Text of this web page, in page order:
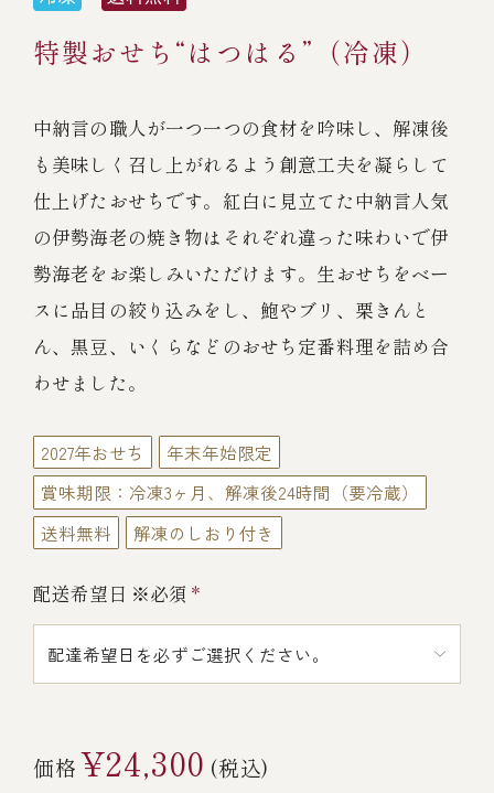
(中納言/鉄板焼ひかり)
（中納言厨房）
プライバシーポリシー
レストラン商品
鉄板焼ひかり
中納言
お弁当（冷凍）
その他
ギフト/贈り物
～￥2,999
￥3,000～￥4,999
￥5,000～￥9,999
￥15,000～￥19,999
特製おせち“はつはる”（冷凍）
中納言の職人が一つ一つの食材を吟味し、解凍後
も美味しく召し上がれるよう創意工夫を凝らして
仕上げたおせちです。紅白に見立てた中納言人気
の伊勢海老の焼き物はそれぞれ違った味わいで伊
勢海老をお楽しみいただけます。生おせちをベー
スに品目の絞り込みをし、鮑やブリ、栗きんと
ん、黒豆、いくらなどのおせち定番料理を詰め合
わせました。
2027年おせち
年末年始限定
賞味期限：冷凍3ヶ月、解凍後24時間（要冷蔵）
送料無料
解凍のしおり付き
配送希望日 ※必須 *
価格¥24,300 (税込)